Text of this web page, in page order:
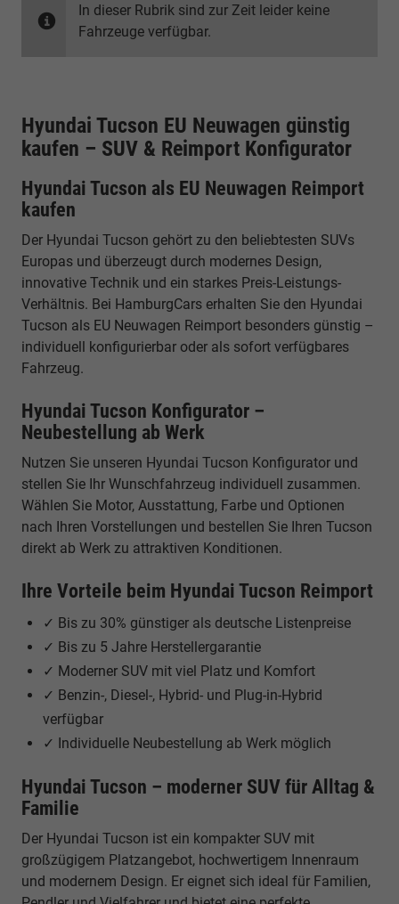
In dieser Rubrik sind zur Zeit leider keine
Fahrzeuge verfügbar.
Hyundai Tucson EU Neuwagen günstig
kaufen – SUV & Reimport Konfigurator
Hyundai Tucson als EU Neuwagen Reimport
kaufen
Der Hyundai Tucson gehört zu den beliebtesten SUVs
Europas und überzeugt durch modernes Design,
innovative Technik und ein starkes Preis-Leistungs-
Verhältnis. Bei HamburgCars erhalten Sie den Hyundai
Tucson als EU Neuwagen Reimport besonders günstig –
individuell konfigurierbar oder als sofort verfügbares
Fahrzeug.
Hyundai Tucson Konfigurator –
Neubestellung ab Werk
Nutzen Sie unseren Hyundai Tucson Konfigurator und
stellen Sie Ihr Wunschfahrzeug individuell zusammen.
Wählen Sie Motor, Ausstattung, Farbe und Optionen
nach Ihren Vorstellungen und bestellen Sie Ihren Tucson
direkt ab Werk zu attraktiven Konditionen.
Ihre Vorteile beim Hyundai Tucson Reimport
✓ Bis zu 30% günstiger als deutsche Listenpreise
✓ Bis zu 5 Jahre Herstellergarantie
✓ Moderner SUV mit viel Platz und Komfort
✓ Benzin-, Diesel-, Hybrid- und Plug-in-Hybrid
verfügbar
✓ Individuelle Neubestellung ab Werk möglich
Hyundai Tucson – moderner SUV für Alltag &
Familie
Der Hyundai Tucson ist ein kompakter SUV mit
großzügigem Platzangebot, hochwertigem Innenraum
und modernem Design. Er eignet sich ideal für Familien,